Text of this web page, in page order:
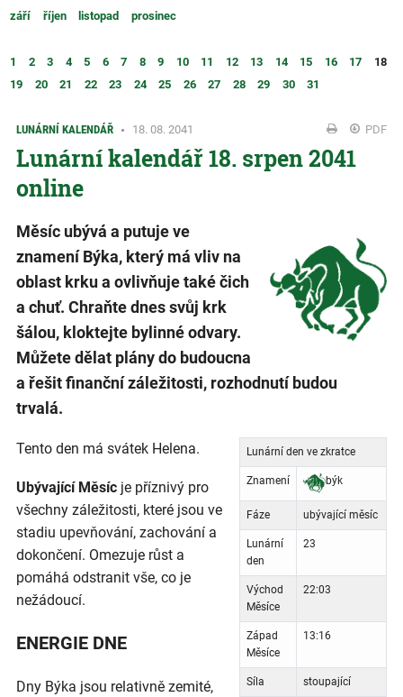
září
říjen listopad prosinec
1 2 3 4 5 6 7 8 9 10 11 12 13 14 15 16 17
18
19
20 21 22 23 24 25 26 27 28 29 30 31
LUNÁRNÍ KALENDÁŘ 18. 08. 2041 PDF
Lunární kalendář 18. srpen 2041
online
Měsíc ubývá a putuje ve
znamení Býka, který má vliv na
oblast krku a ovlivňuje také čich
a chuť. Chraňte dnes svůj krk
šálou, kloktejte bylinné odvary.
Můžete dělat plány do budoucna
a řešit finanční záležitosti, rozhodnutí budou
trvalá.
Tento den má svátek Helena. Lunární den ve zkratce
Znamení býk
Fáze ubývající měsíc
Lunární
den
23
Východ
Měsíce
22:03
Západ
Měsíce
13:16
Síla stoupající
Ubývající Měsíc je příznivý pro
všechny záležitosti, které jsou ve
stadiu upevňování, zachování a
dokončení. Omezuje růst a
pomáhá odstranit vše, co je
nežádoucí.
ENERGIE DNE
Dny Býka jsou relativně zemité,